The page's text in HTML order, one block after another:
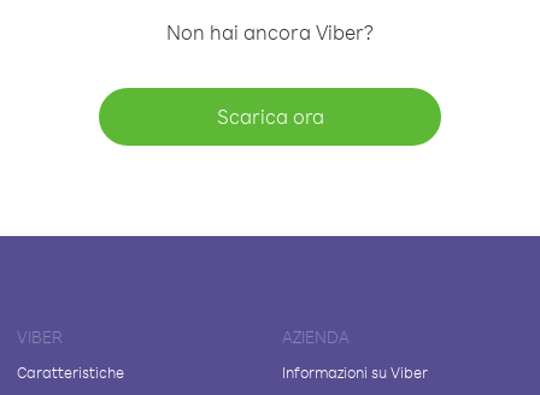
Non hai ancora Viber?
Scarica ora
VIBER
Caratteristiche
AZIENDA
Informazioni su Viber